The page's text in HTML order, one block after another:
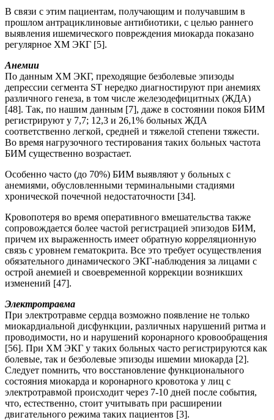
В связи с этим пациентам, получающим и получавшим в
прошлом антрациклиновые антибиотики, с целью раннего
выявления ишемического повреждения миокарда показано
регулярное ХМ ЭКГ [5].
Анемии
По данным ХМ ЭКГ, преходящие безболевые эпизоды
депрессии сегмента ST нередко диагностируют при анемиях
различного генеза, в том числе железодефицитных (ЖДА)
[48]. Так, по нашим данным [7], даже в состоянии покоя БИМ
регистрируют у 7,7; 12,3 и 26,1% больных ЖДА
соответственно легкой, средней и тяжелой степени тяжести.
Во время нагрузочного тестирования таких больных частота
БИМ существенно возрастает.
Особенно часто (до 70%) БИМ выявляют у больных с
анемиями, обусловленными терминальными стадиями
хронической почечной недостаточности [34].
Кровопотеря во время оперативного вмешательства также
сопровождается более частой регистрацией эпизодов БИМ,
причем их выраженность имеет обратную корреляционную
связь с уровнем гематокрита. Все это требует осуществления
обязательного динамического ЭКГ-наблюдения за лицами с
острой анемией и своевременной коррекции возникших
изменений [47].
Электротравма
При электротравме сердца возможно появление не только
миокардиальной дисфункции, различных нарушений ритма и
проводимости, но и нарушений коронарного кровообращения
[56]. При ХМ ЭКГ у таких больных часто регистрируются как
болевые, так и безболевые эпизоды ишемии миокарда [2].
Следует помнить, что восстановление функционального
состояния миокарда и коронарного кровотока у лиц с
электротравмой происходит через 7-10 дней после события,
что, естественно, стоит учитывать при расширении
двигательного режима таких пациентов [3].